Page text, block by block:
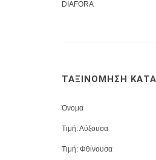
DIAFORA
ΤΑΞΙΝΟΜΗΣΗ ΚΑΤΑ
Όνομα
Τιμή: Αύξουσα
Τιμή: Φθίνουσα